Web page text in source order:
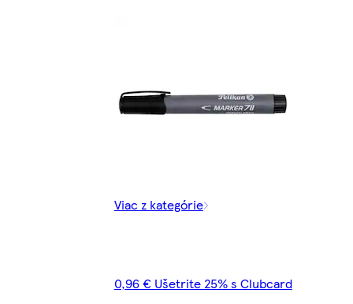
Viac z kategórie
0,96 € Ušetrite 25% s Clubcard